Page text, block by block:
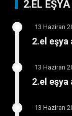
2.EL
13 Haziran
2.el eşya
13 Haziran
2.el eşya
13 Haziran